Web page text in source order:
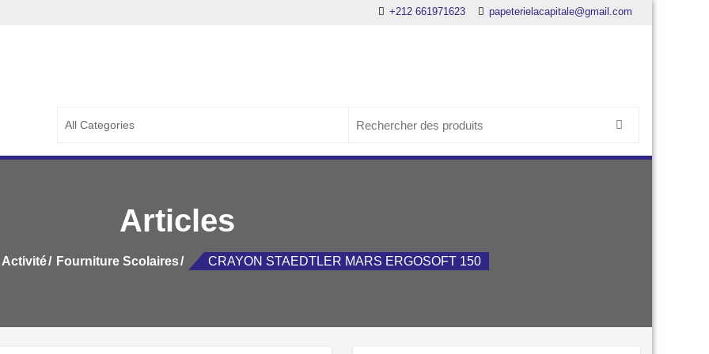
+212 661971623 papeterielacapitale@gmail.com
Articles
Activité Fourniture Scolaires CRAYON STAEDTLER MARS ERGOSOFT 150